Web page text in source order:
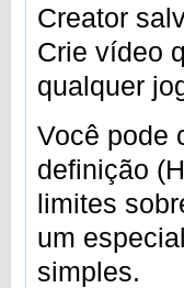
Creator
Crie vídeo
qualquer
Você pode
definição
limites
um
simples.